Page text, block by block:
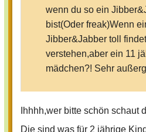
wenn du so ein
bist(Oder freak)Wenn
Jibber&Jabber toll
verstehen,aber ein 11
mädchen?! Sehr
Ihhhh,wer bitte schön schaut
Die sind was für 2 jährige